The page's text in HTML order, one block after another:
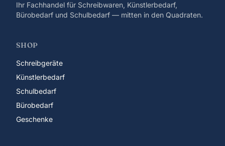
Ihr Fachhandel für Schreibwaren, Künstlerbedarf,
Bürobedarf und Schulbedarf — mitten in den Quadraten.
SHOP
Schreibgeräte
Künstlerbedarf
Schulbedarf
Bürobedarf
Geschenke